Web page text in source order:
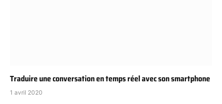
Traduire une conversation en temps réel avec son smartphone
1 avril 2020